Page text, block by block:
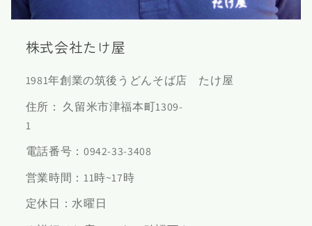
株式会社たけ屋
1981年創業の筑後うどんそば店 たけ屋
住所： 久留米市津福本町1309-
1
電話番号：0942-33-3408
営業時間：11時~17時
定休日：水曜日